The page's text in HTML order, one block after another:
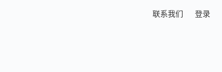
联系我们 登录